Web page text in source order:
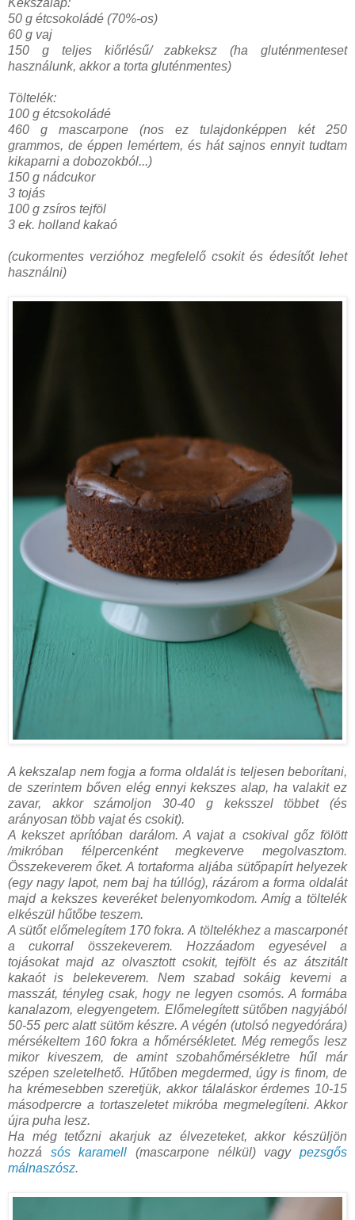
50 g étcsokoládé (70%-os)
60 g vaj
150 g teljes kiőrlésű/ zabkeksz (ha gluténmenteset
használunk, akkor a torta gluténmentes)
Töltelék:
100 g étcsokoládé
460 g mascarpone (nos ez tulajdonképpen két 250
grammos, de éppen lemértem, és hát sajnos ennyit tudtam
kikaparni a dobozokból...)
150 g nádcukor
3 tojás
100 g zsíros tejföl
3 ek. holland kakaó
(cukormentes verzióhoz megfelelő csokit és édesítőt lehet
használni)
A kekszalap nem fogja a forma oldalát is teljesen beborítani,
de szerintem bőven elég ennyi kekszes alap, ha valakit ez
zavar, akkor számoljon 30-40 g keksszel többet (és
arányosan több vajat és csokit).
A kekszet aprítóban darálom. A vajat a csokival gőz fölött
/mikróban félpercenként megkeverve megolvasztom.
Összekeverem őket. A tortaforma aljába sütőpapírt helyezek
(egy nagy lapot, nem baj ha túllóg), rázárom a forma oldalát
majd a kekszes keveréket belenyomkodom. Amíg a töltelék
elkészül hűtőbe teszem.
A sütőt előmelegítem 170 fokra.A töltelékhez a mascarponét
a cukorral összekeverem. Hozzáadom egyesével a
tojásokat majd az olvasztott csokit, tejfölt és az átszitált
kakaót is belekeverem. Nem szabad sokáig keverni a
masszát, tényleg csak, hogy ne legyen csomós. A formába
kanalazom, elegyengetem. Előmelegített sütőben nagyjából
50-55 perc alatt sütöm készre. A végén (utolsó negyedórára)
mérsékeltem 160 fokra a hőmérsékletet. Még remegős lesz
mikor kiveszem, de amint szobahőmérsékletre hűl már
szépen szeletelhető. Hűtőben megdermed, úgy is finom, de
ha krémesebben szeretjük, akkor tálaláskor érdemes 10-15
másodpercre a tortaszeletet mikróba megmelegíteni. Akkor
újra puha lesz.
Ha még tetőzni akarjuk az élvezeteket, akkor készüljön
hozzá sós karamell (mascarpone nélkül) vagypezsgős
málnaszósz.